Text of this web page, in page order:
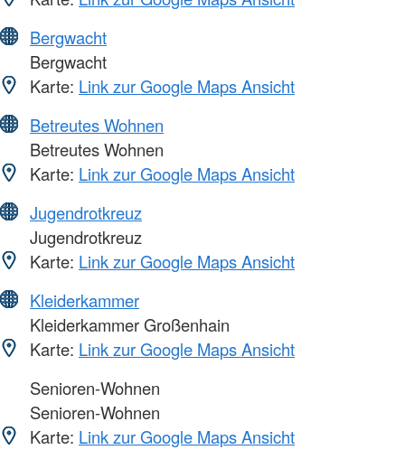
Bergwacht
Bergwacht
Karte: Link zur Google Maps Ansicht
Betreutes Wohnen
Betreutes Wohnen
Karte: Link zur Google Maps Ansicht
Jugendrotkreuz
Jugendrotkreuz
Karte: Link zur Google Maps Ansicht
Kleiderkammer
Kleiderkammer Großenhain
Karte: Link zur Google Maps Ansicht
Senioren-Wohnen
Senioren-Wohnen
Karte: Link zur Google Maps Ansicht